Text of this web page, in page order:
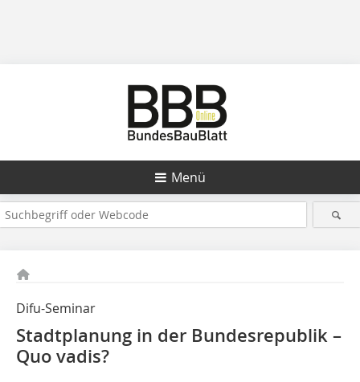
Menü
Difu-Seminar
Stadtplanung in der Bundesrepublik –
Quo vadis?